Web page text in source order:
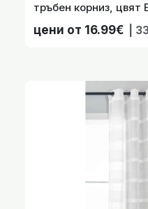
тръбен корниз,
цени от 16.99€ |
Готово